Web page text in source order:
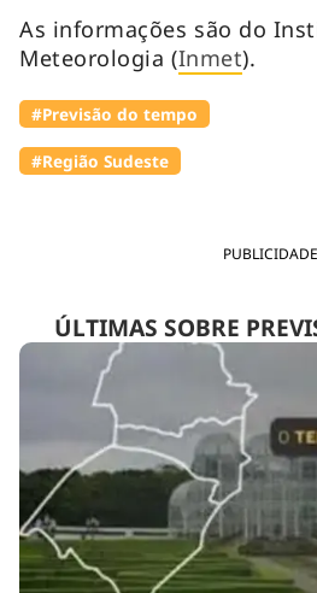
PUBLICIDADE
ÚLTIMAS SOBRE
As informações são do
Meteorologia (Inmet).
#Previsão do tempo
#Região Sudeste